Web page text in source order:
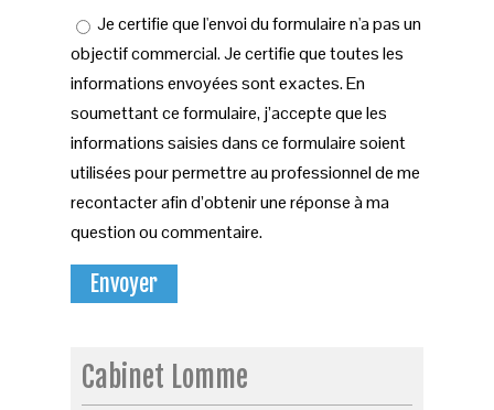
Je certifie que l'envoi du formulaire n'a pas un
objectif commercial. Je certifie que toutes les
informations envoyées sont exactes. En
soumettant ce formulaire, j’accepte que les
informations saisies dans ce formulaire soient
utilisées pour permettre au professionnel de me
recontacter afin d’obtenir une réponse à ma
question ou commentaire.
Cabinet Lomme